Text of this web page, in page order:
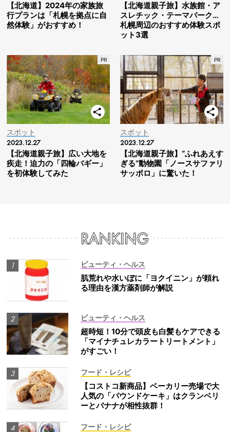
【北海道】2024年の家族旅
行プランは「札幌を拠点に自
然体験」がおすすめ！
【北海道親子旅】水族館・ア
スレチック・テーマパーク…
札幌周辺のおすすめ体験スポ
ット3選
スポット
2023.12.27
【北海道親子旅】広い大地を
疾走！迫力の「四輪バギー」
を初体験してみた
スポット
2023.12.27
【北海道親子旅】“ふれあえす
ぎる”動物園「ノースサファリ
サッポロ」に驚いた！
ビューティ・ヘルス
肌荒れや水いぼに「ヨクイニン」が頼れ
る理由を漢方薬剤師が解説
ビューティ・ヘルス
超時短！10分で頭皮も白髪もケアできる
「マイナチュレカラートリートメント」
がすごい！
フード・レシピ
【コストコ新商品】ベーカリー売場で大
人気の「パウンドケーキ」はクランベリ
ーとバナナが相性抜群！
フード・レシピ